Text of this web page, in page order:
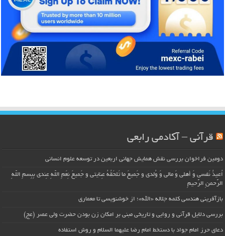
قرآنی – آکادمی رابعی
دومین فراخوان بررسی نقش همایش جهانی اربعین در توسعه علوم انسانی
اُعیذُ نَفسی وَ أهلی وَ مالی وَ وُلدی و جَمیعَ ما تَلحَقُهُ عِنایتی و جَمیعَ نِعَمِ اللّهِ عِندی بِبِسمِ اللّهِ
الرَّحمنِ الرَّحیمِ
بازآفرینی هندسی کلمه جلاله «الله»؛ از خوشنویسی تا معماری
بررسی دلایل قرآنی و روایی و تاریخی مبنی بر امکان زن بودن حضرت ولی عصر (عج)
دعای حرز امام جواد با دستخط امام رضا علیهما السلام و روش استفاده